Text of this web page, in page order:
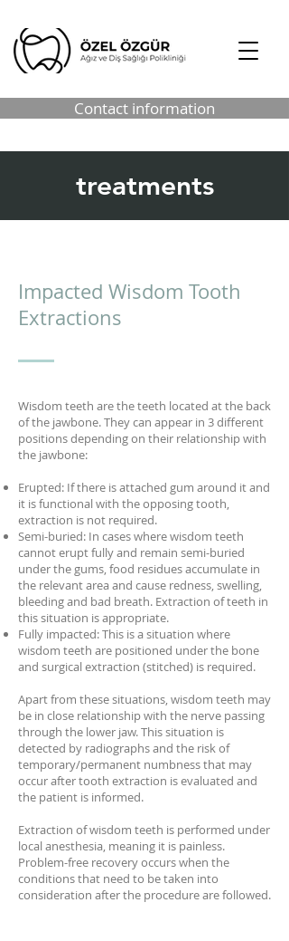
Contact information
treatments
Impacted Wisdom Tooth
Extractions
Wisdom teeth are the teeth located at the back
of the jawbone. They can appear in 3 different
positions depending on their relationship with
the jawbone:
Erupted: If there is attached gum around it and
it is functional with the opposing tooth,
extraction is not required.
Semi-buried: In cases where wisdom teeth
cannot erupt fully and remain semi-buried
under the gums, food residues accumulate in
the relevant area and cause redness, swelling,
bleeding and bad breath. Extraction of teeth in
this situation is appropriate.
Fully impacted: This is a situation where
wisdom teeth are positioned under the bone
and surgical extraction (stitched) is required.
Apart from these situations, wisdom teeth may
be in close relationship with the nerve passing
through the lower jaw. This situation is
detected by radiographs and the risk of
temporary/permanent numbness that may
occur after tooth extraction is evaluated and
the patient is informed.
Extraction of wisdom teeth is performed under
local anesthesia, meaning it is painless.
Problem-free recovery occurs when the
conditions that need to be taken into
consideration after the procedure are followed.